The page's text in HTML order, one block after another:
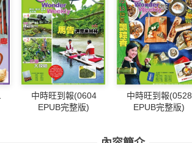
中時旺到報(0604
EPUB完整版)
中時旺到報(0528
EPUB完整版)